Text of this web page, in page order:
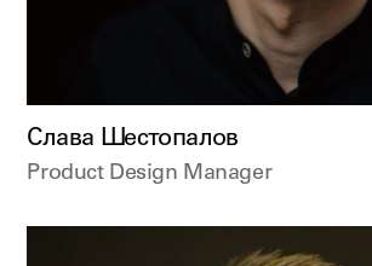
Слава Шестопалов
Product Design Manager